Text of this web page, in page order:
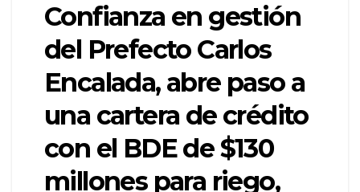
Confianza en gestión
del Prefecto Carlos
Encalada, abre paso a
una cartera de crédito
con el BDE de $130
millones para riego,